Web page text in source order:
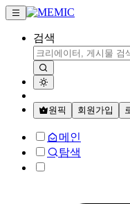
검색
원픽 회원가입
메인
탐색